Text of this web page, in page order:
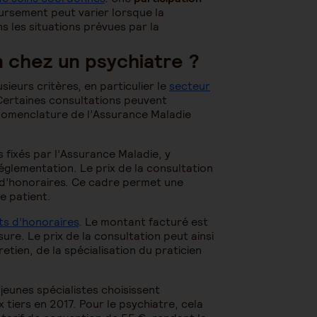
peut varier lorsque la
les situations prévues par la
un psychiatre ?
critères, en particulier le secteur
consultations peuvent
de l’Assurance Maladie
par l’Assurance Maladie, y
Le prix de la consultation
Ce cadre permet une
patient.
d’honoraires. Le montant facturé est
Le prix de la consultation peut ainsi
de la spécialisation du praticien
spécialistes choisissent
en 2017. Pour le psychiatre, cela